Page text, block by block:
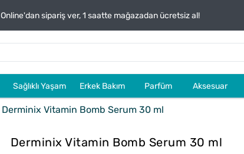
Online'dan sipariş ver, 1 saatte mağazadan ücretsiz al!
Sağlıklı Yaşam Erkek Bakım Parfüm Aksesuar
Derminix Vitamin Bomb Serum 30 ml
Derminix Vitamin Bomb Serum 30 ml